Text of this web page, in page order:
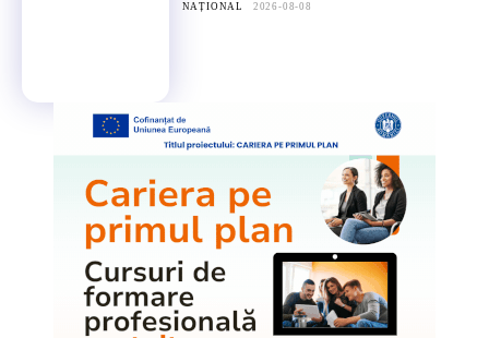
NAȚIONAL 2026-08-08